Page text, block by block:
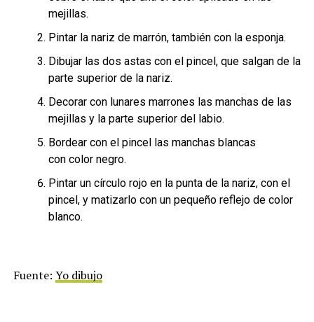
mejillas.
Pintar la nariz de marrón, también con la esponja.
Dibujar las dos astas con el pincel, que salgan de la
parte superior de la nariz.
Decorar con lunares marrones las manchas de las
mejillas y la parte superior del labio.
Bordear con el pincel las manchas blancas
con color negro.
Pintar un círculo rojo en la punta de la nariz, con el
pincel, y matizarlo con un pequeño reflejo de color
blanco.
Fuente: Yo dibujo